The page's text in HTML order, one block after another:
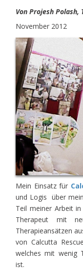
Von Projesh Polash,
November 2012
Mein Einsatz für
und Logis über
Teil meiner Arbeit
Therapeut mit
Therapieansätzen
von Calcutta
welches mit wenig
ist.